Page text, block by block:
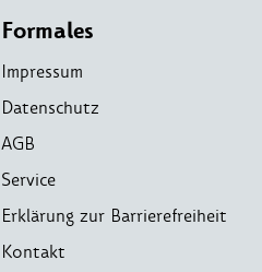
Formales
Impressum
Datenschutz
AGB
Service
Erklärung zur Barrierefreiheit
Kontakt